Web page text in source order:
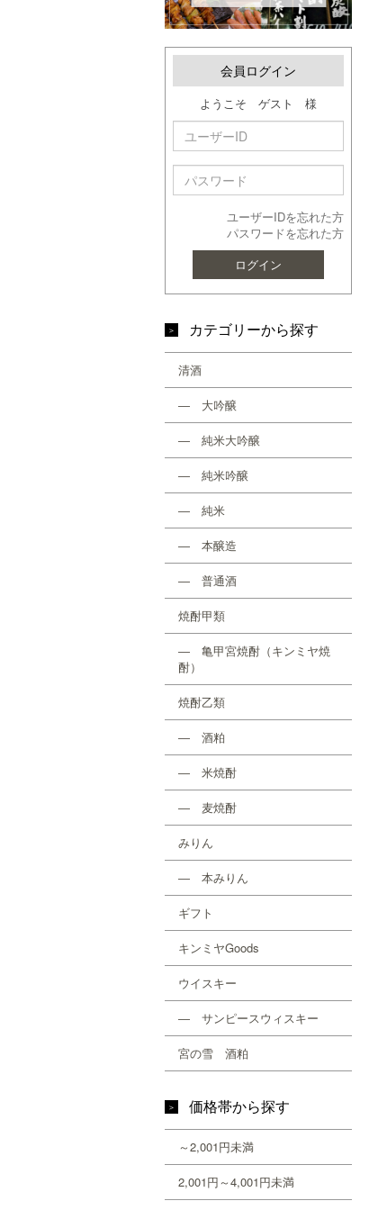
会員ログイン
ようこそ ゲスト 様
ユーザーIDを忘れた方
パスワードを忘れた方
ログイン
カテゴリーから探す
清酒
― 大吟醸
― 純米大吟醸
― 純米吟醸
― 純米
― 本醸造
― 普通酒
焼酎甲類
― 亀甲宮焼酎（キンミヤ焼
酎）
焼酎乙類
― 酒粕
― 米焼酎
― 麦焼酎
みりん
― 本みりん
ギフト
キンミヤGoods
ウイスキー
― サンピースウィスキー
宮の雪 酒粕
価格帯から探す
～2,001円未満
2,001円～4,001円未満